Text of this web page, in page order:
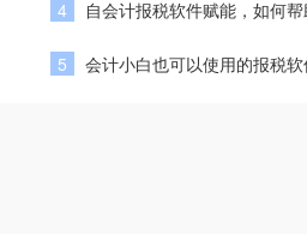
4 自会计报税软件赋能，如何
5 会计小白也可以使用的报税